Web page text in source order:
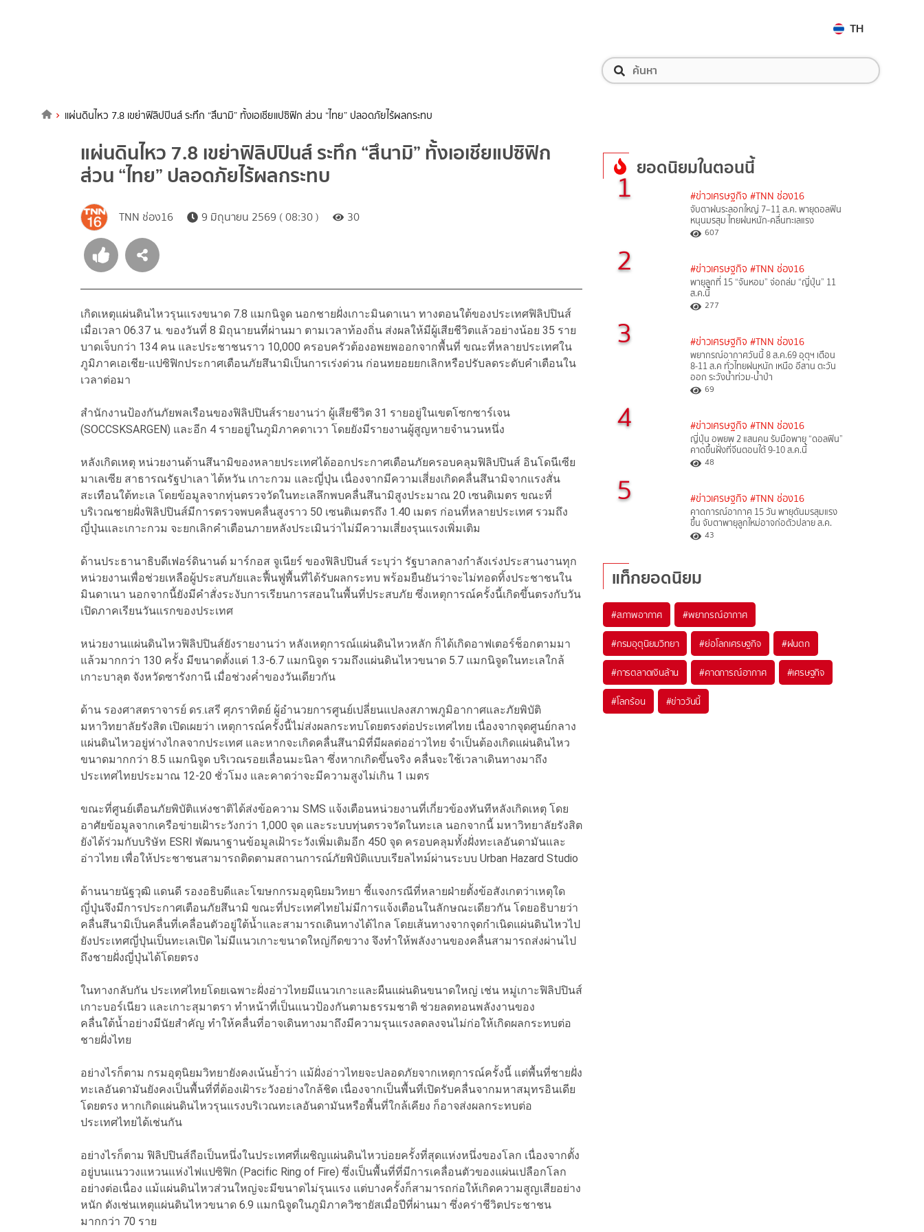
TH
แผ่นดินไหว 7.8 เขย่าฟิลิปปินส์ ระทึก “สึนามิ” ทั้งเอเชียแปซิฟิก ส่วน “ไทย” ปลอดภัยไร้ผลกระทบ
แผ่นดินไหว 7.8 เขย่าฟิลิปปินส์ ระทึก “สึนามิ” ทั้งเอเชียแปซิฟิก
ส่วน “ไทย” ปลอดภัยไร้ผลกระทบ
TNN ช่อง16 9 มิถุนายน 2569 ( 08:30 ) 30
เกิดเหตุแผ่นดินไหวรุนแรงขนาด 7.8 แมกนิจูด นอกชายฝั่งเกาะมินดาเนา ทางตอนใต้ของประเทศฟิลิปปินส์
เมื่อเวลา 06.37 น. ของวันที่ 8 มิถุนายนที่ผ่านมา ตามเวลาท้องถิ่น ส่งผลให้มีผู้เสียชีวิตแล้วอย่างน้อย 35 ราย
บาดเจ็บกว่า 134 คน และประชาชนราว 10,000 ครอบครัวต้องอพยพออกจากพื้นที่ ขณะที่หลายประเทศใน
ภูมิภาคเอเชีย-แปซิฟิกประกาศเตือนภัยสึนามิเป็นการเร่งด่วน ก่อนทยอยยกเลิกหรือปรับลดระดับคำเตือนใน
เวลาต่อมา
สำนักงานป้องกันภัยพลเรือนของฟิลิปปินส์รายงานว่า ผู้เสียชีวิต 31 รายอยู่ในเขตโซกซาร์เจน
(SOCCSKSARGEN) และอีก 4 รายอยู่ในภูมิภาคดาเวา โดยยังมีรายงานผู้สูญหายจำนวนหนึ่ง
หลังเกิดเหตุ หน่วยงานด้านสึนามิของหลายประเทศได้ออกประกาศเตือนภัยครอบคลุมฟิลิปปินส์ อินโดนีเซีย
มาเลเซีย สาธารณรัฐปาเลา ไต้หวัน เกาะกวม และญี่ปุ่น เนื่องจากมีความเสี่ยงเกิดคลื่นสึนามิจากแรงสั่น
สะเทือนใต้ทะเล โดยข้อมูลจากทุ่นตรวจวัดในทะเลลึกพบคลื่นสึนามิสูงประมาณ 20 เซนติเมตร ขณะที่
บริเวณชายฝั่งฟิลิปปินส์มีการตรวจพบคลื่นสูงราว 50 เซนติเมตรถึง 1.40 เมตร ก่อนที่หลายประเทศ รวมถึง
ญี่ปุ่นและเกาะกวม จะยกเลิกคำเตือนภายหลังประเมินว่าไม่มีความเสี่ยงรุนแรงเพิ่มเติม
ด้านประธานาธิบดีเฟอร์ดินานด์ มาร์กอส จูเนียร์ ของฟิลิปปินส์ ระบุว่า รัฐบาลกลางกำลังเร่งประสานงานทุก
หน่วยงานเพื่อช่วยเหลือผู้ประสบภัยและฟื้นฟูพื้นที่ได้รับผลกระทบ พร้อมยืนยันว่าจะไม่ทอดทิ้งประชาชนใน
มินดาเนา นอกจากนี้ยังมีคำสั่งระงับการเรียนการสอนในพื้นที่ประสบภัย ซึ่งเหตุการณ์ครั้งนี้เกิดขึ้นตรงกับวัน
เปิดภาคเรียนวันแรกของประเทศ
หน่วยงานแผ่นดินไหวฟิลิปปินส์ยังรายงานว่า หลังเหตุการณ์แผ่นดินไหวหลัก ก็ได้เกิดอาฟเตอร์ช็อกตามมา
แล้วมากกว่า 130 ครั้ง มีขนาดตั้งแต่ 1.3-6.7 แมกนิจูด รวมถึงแผ่นดินไหวขนาด 5.7 แมกนิจูดในทะเลใกล้
เกาะบาลุต จังหวัดซารังกานี เมื่อช่วงค่ำของวันเดียวกัน
ด้าน รองศาสตราจารย์ ดร.เสรี ศุภราทิตย์ ผู้อำนวยการศูนย์เปลี่ยนแปลงสภาพภูมิอากาศและภัยพิบัติ
มหาวิทยาลัยรังสิต เปิดเผยว่า เหตุการณ์ครั้งนี้ไม่ส่งผลกระทบโดยตรงต่อประเทศไทย เนื่องจากจุดศูนย์กลาง
แผ่นดินไหวอยู่ห่างไกลจากประเทศ และหากจะเกิดคลื่นสึนามิที่มีผลต่ออ่าวไทย จำเป็นต้องเกิดแผ่นดินไหว
ขนาดมากกว่า 8.5 แมกนิจูด บริเวณรอยเลื่อนมะนิลา ซึ่งหากเกิดขึ้นจริง คลื่นจะใช้เวลาเดินทางมาถึง
ประเทศไทยประมาณ 12-20 ชั่วโมง และคาดว่าจะมีความสูงไม่เกิน 1 เมตร
ขณะที่ศูนย์เตือนภัยพิบัติแห่งชาติได้ส่งข้อความ SMS แจ้งเตือนหน่วยงานที่เกี่ยวข้องทันทีหลังเกิดเหตุ โดย
อาศัยข้อมูลจากเครือข่ายเฝ้าระวังกว่า 1,000 จุด และระบบทุ่นตรวจวัดในทะเล นอกจากนี้ มหาวิทยาลัยรังสิต
ยังได้ร่วมกับบริษัท ESRI พัฒนาฐานข้อมูลเฝ้าระวังเพิ่มเติมอีก 450 จุด ครอบคลุมทั้งฝั่งทะเลอันดามันและ
อ่าวไทย เพื่อให้ประชาชนสามารถติดตามสถานการณ์ภัยพิบัติแบบเรียลไทม์ผ่านระบบ Urban Hazard Studio
ด้านนายนัฐวุฒิ แดนดี รองอธิบดีและโฆษกกรมอุตุนิยมวิทยา ชี้แจงกรณีที่หลายฝ่ายตั้งข้อสังเกตว่าเหตุใด
ญี่ปุ่นจึงมีการประกาศเตือนภัยสึนามิ ขณะที่ประเทศไทยไม่มีการแจ้งเตือนในลักษณะเดียวกัน โดยอธิบายว่า
คลื่นสึนามิเป็นคลื่นที่เคลื่อนตัวอยู่ใต้น้ำและสามารถเดินทางได้ไกล โดยเส้นทางจากจุดกำเนิดแผ่นดินไหวไป
ยังประเทศญี่ปุ่นเป็นทะเลเปิด ไม่มีแนวเกาะขนาดใหญ่กีดขวาง จึงทำให้พลังงานของคลื่นสามารถส่งผ่านไป
ถึงชายฝั่งญี่ปุ่นได้โดยตรง
ในทางกลับกัน ประเทศไทยโดยเฉพาะฝั่งอ่าวไทยมีแนวเกาะและผืนแผ่นดินขนาดใหญ่ เช่น หมู่เกาะฟิลิปปินส์
เกาะบอร์เนียว และเกาะสุมาตรา ทำหน้าที่เป็นแนวป้องกันตามธรรมชาติ ช่วยลดทอนพลังงานของ
คลื่นใต้น้ำอย่างมีนัยสำคัญ ทำให้คลื่นที่อาจเดินทางมาถึงมีความรุนแรงลดลงจนไม่ก่อให้เกิดผลกระทบต่อ
ชายฝั่งไทย
อย่างไรก็ตาม กรมอุตุนิยมวิทยายังคงเน้นย้ำว่า แม้ฝั่งอ่าวไทยจะปลอดภัยจากเหตุการณ์ครั้งนี้ แต่พื้นที่ชายฝั่ง
ทะเลอันดามันยังคงเป็นพื้นที่ที่ต้องเฝ้าระวังอย่างใกล้ชิด เนื่องจากเป็นพื้นที่เปิดรับคลื่นจากมหาสมุทรอินเดีย
โดยตรง หากเกิดแผ่นดินไหวรุนแรงบริเวณทะเลอันดามันหรือพื้นที่ใกล้เคียง ก็อาจส่งผลกระทบต่อ
ประเทศไทยได้เช่นกัน
อย่างไรก็ตาม ฟิลิปปินส์ถือเป็นหนึ่งในประเทศที่เผชิญแผ่นดินไหวบ่อยครั้งที่สุดแห่งหนึ่งของโลก เนื่องจากตั้ง
อยู่บนแนววงแหวนแห่งไฟแปซิฟิก (Pacific Ring of Fire) ซึ่งเป็นพื้นที่ที่มีการเคลื่อนตัวของแผ่นเปลือกโลก
อย่างต่อเนื่อง แม้แผ่นดินไหวส่วนใหญ่จะมีขนาดไม่รุนแรง แต่บางครั้งก็สามารถก่อให้เกิดความสูญเสียอย่าง
หนัก ดังเช่นเหตุแผ่นดินไหวขนาด 6.9 แมกนิจูดในภูมิภาควิซายัสเมื่อปีที่ผ่านมา ซึ่งคร่าชีวิตประชาชน
มากกว่า 70 ราย
ยอดนิยมในตอนนี้
1 #ข่าวเศรษฐกิจ #TNN ช่อง16
จับตาฝนระลอกใหญ่ 7–11 ส.ค. พายุดอลฟิน
หนุนมรสุม ไทยฝนหนัก-คลื่นทะเลแรง
607
2 #ข่าวเศรษฐกิจ #TNN ช่อง16
พายุลูกที่ 15 “จันหอม” จ่อถล่ม “ญี่ปุ่น” 11
ส.ค.นี้
277
3 #ข่าวเศรษฐกิจ #TNN ช่อง16
พยากรณ์อากาศวันนี้ 8 ส.ค.69 อุตุฯ เตือน
8-11 ส.ค ทั่วไทยฝนหนัก เหนือ อีสาน ตะวัน
ออก ระวังน้ำท่วม-น้ำป่า
69
4 #ข่าวเศรษฐกิจ #TNN ช่อง16
ญี่ปุ่น อพยพ 2 แสนคน รับมือพายุ “ดอลฟิน”
คาดขึ้นฝั่งที่จีนตอนใต้ 9-10 ส.ค.นี้
48
5 #ข่าวเศรษฐกิจ #TNN ช่อง16
คาดการณ์อากาศ 15 วัน พายุดันมรสุมแรง
ขึ้น จับตาพายุลูกใหม่อาจก่อตัวปลาย ส.ค.
43
แท็กยอดนิยม
#สภาพอากาศ #พยากรณ์อากาศ
#กรมอุตุนิยมวิทยา #ย่อโลกเศรษฐกิจ #ฝนตก
#การตลาดเงินล้าน #คาดการณ์อากาศ #เศรษฐกิจ
#โลกร้อน #ข่าววันนี้